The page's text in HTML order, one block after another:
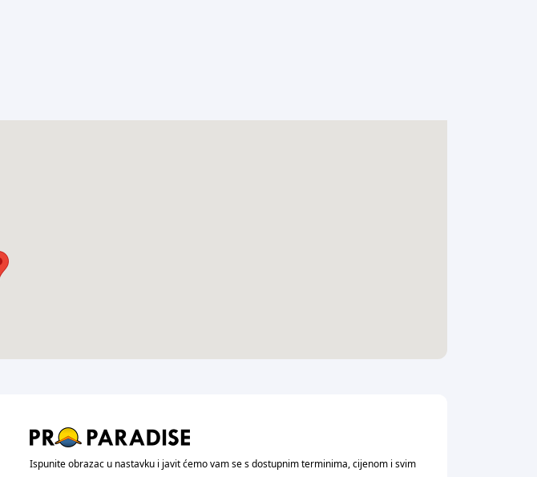
Ispunite obrazac u nastavku i javit ćemo vam se s dostupnim terminima, cijenom i svim